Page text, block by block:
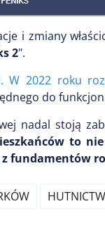
i zmiany
2".
2022 roku
do
nadal stoją
to
fundamentów